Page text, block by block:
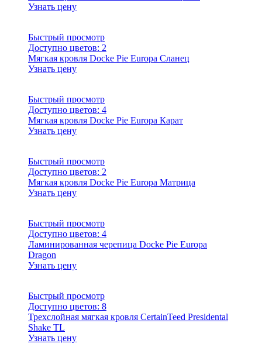
Узнать цену
Быстрый просмотр
Доступно цветов: 2
Мягкая кровля Docke Pie Europa Сланец
Узнать цену
Быстрый просмотр
Доступно цветов: 4
Мягкая кровля Docke Pie Europa Карат
Узнать цену
Быстрый просмотр
Доступно цветов: 2
Мягкая кровля Docke Pie Europa Матрица
Узнать цену
Быстрый просмотр
Доступно цветов: 4
Ламинированная черепица Docke Pie Europa
Dragon
Узнать цену
Быстрый просмотр
Доступно цветов: 8
Трехслойная мягкая кровля CertainTeed Presidental
Shake TL
Узнать цену